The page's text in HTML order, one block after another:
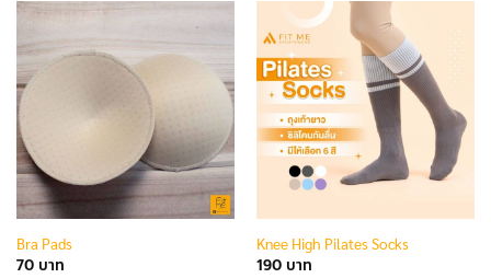
Bra Pads
70
Knee High Pilates Socks
190